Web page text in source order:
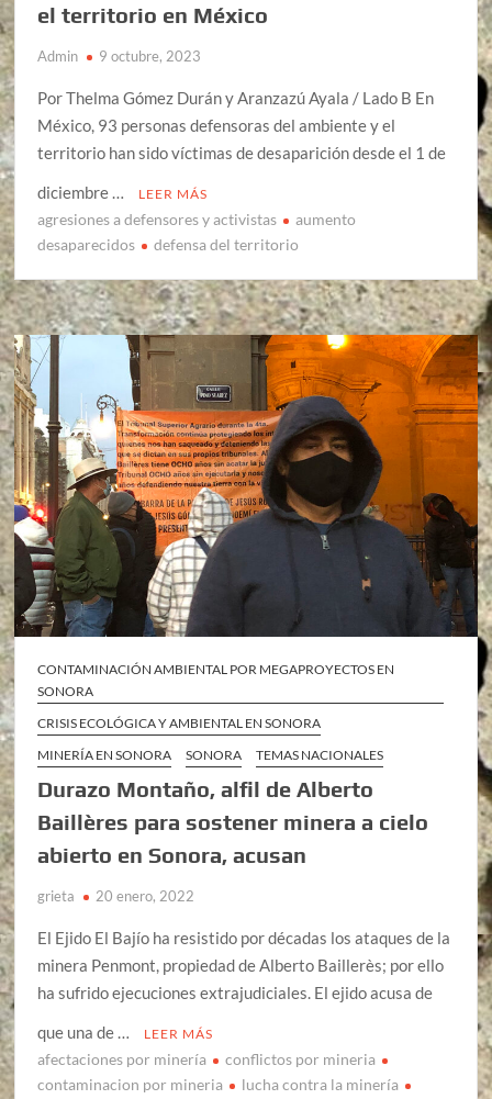
el territorio en México
Admin 9 octubre, 2023
Por Thelma Gómez Durán y Aranzazú Ayala / Lado B En
México, 93 personas defensoras del ambiente y el
territorio han sido víctimas de desaparición desde el 1 de
diciembre …
LEER MÁS
agresiones a defensores y activistas
aumento
desaparecidos
defensa del territorio
CONTAMINACIÓN AMBIENTAL POR MEGAPROYECTOS EN
SONORA
CRISIS ECOLÓGICA Y AMBIENTAL EN SONORA
MINERÍA EN SONORA
SONORA TEMAS NACIONALES
Durazo Montaño, alfil de Alberto
Baillères para sostener minera a cielo
abierto en Sonora, acusan
grieta 20 enero, 2022
El Ejido El Bajío ha resistido por décadas los ataques de la
minera Penmont, propiedad de Alberto Baillerès; por ello
ha sufrido ejecuciones extrajudiciales. El ejido acusa de
que una de …
LEER MÁS
afectaciones por minería
conflictos por mineria
contaminacion por mineria
lucha contra la minería